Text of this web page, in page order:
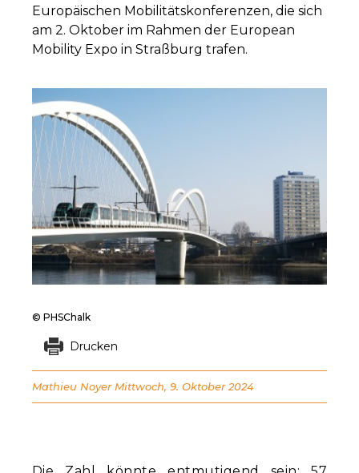
Europäischen Mobilitätskonferenzen, die sich
am 2. Oktober im Rahmen der European
Mobility Expo in Straßburg trafen.
© PHSChalk
Drucken
Mathieu Noyer Mittwoch, 9. Oktober 2024